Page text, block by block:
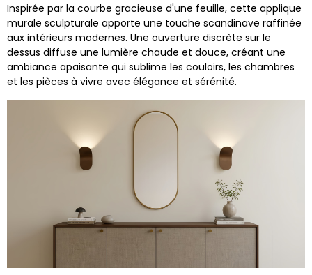
Inspirée par la courbe gracieuse d'une feuille, cette applique
murale sculpturale apporte une touche scandinave raffinée
aux intérieurs modernes. Une ouverture discrète sur le
dessus diffuse une lumière chaude et douce, créant une
ambiance apaisante qui sublime les couloirs, les chambres
et les pièces à vivre avec élégance et sérénité.